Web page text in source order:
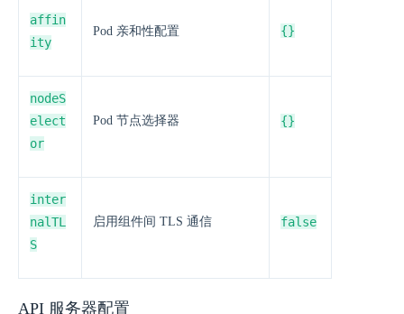
affin
ity
Pod 亲和性配置 {}
nodeS
elect
or
Pod 节点选择器 {}
inter
nalTL
S
启用组件间 TLS 通信 false
API 服务器配置